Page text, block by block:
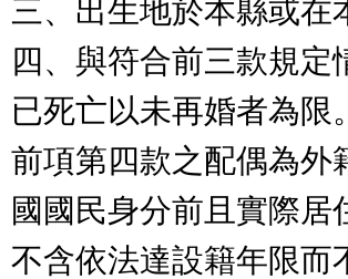
三、出生地於本縣或在
四、與符合前三款規
已死亡以未再婚者為限。
前項第四款之配偶為外
國國民身分前且實際
不含依法達設籍年限而